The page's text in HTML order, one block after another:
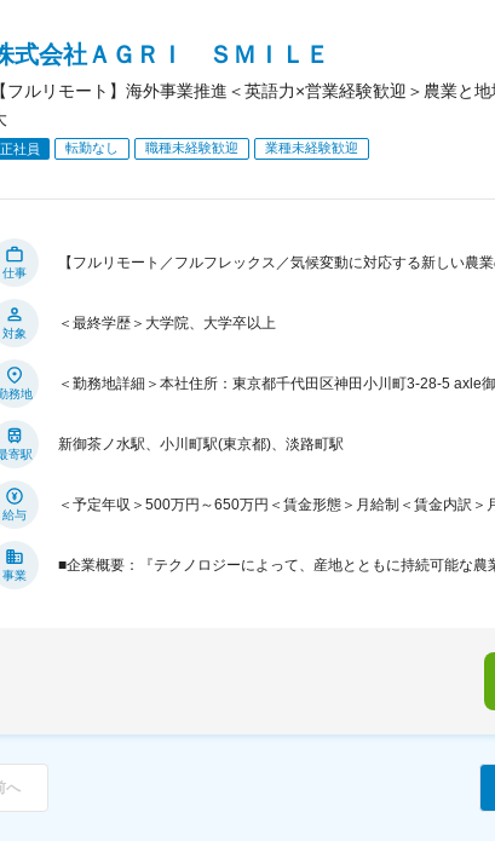
式会社ＡＧＲＩ ＳＭＩＬＥ
【フルリモート】海外事業推進＜英語力×営業経験歓迎＞農業と
正社員 転勤なし 職種未経験歓迎 業種未経験歓迎
仕事
【フルリモート／フルフレックス／気候変動に対応する新しい
対象
＜最終学歴＞大学院、大学卒以上
務地
＜勤務地詳細＞本社住所：東京都千代田区神田小川町3-28-5 axle
寄駅
新御茶ノ水駅、小川町駅(東京都)、淡路町駅
給与
＜予定年収＞500万円～650万円＜賃金形態＞月給制＜賃金内訳
事業
■企業概要：『テクノロジーによって、産地とともに持続可能な
へ